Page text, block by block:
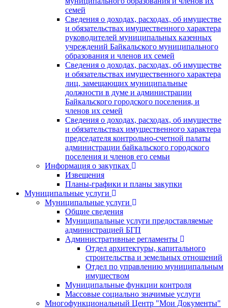
семей
Сведения о доходах, расходах, об имуществе
и обязательствах имущественного характера
руководителей муниципальных казенных
учреждений Байкальского муниципального
образования и членов их семей
Сведения о доходах, расходах, об имуществе
и обязательствах имущественного характера
лиц, замещающих муниципальные
должности в думе и администрации
Байкальского городского поселения, и
членов их семей
Сведения о доходах, расходах, об имуществе
и обязательствах имущественного характера
председателя контрольно-счетной палаты
администрации байкальского городского
поселения и членов его семьи
Информация о закупках
Извещения
Планы-графики и планы закупки
Муниципальные услуги
Муниципальные услуги
Общие сведения
Муниципальные услуги предоставляемые
администрацией БГП
Административные регламенты
Отдел архитектуры, капитального
строительства и земельных отношений
Отдел по управлению муниципальным
имуществом
Муниципальные функции контроля
Массовые социально значимые услуги
Многофункциональный Центр "Мои Документы"